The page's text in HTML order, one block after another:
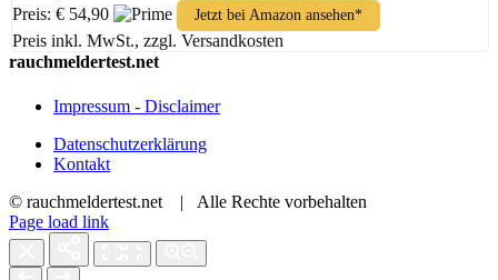
Preis: € 54,90
Jetzt bei Amazon ansehen*
Preis inkl. MwSt., zzgl. Versandkosten
rauchmeldertest.net
Impressum - Disclaimer
Datenschutzerklärung
Kontakt
© rauchmeldertest.net | Alle Rechte vorbehalten
Page load link